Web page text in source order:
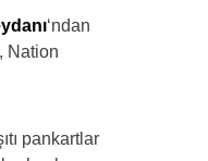
‘ndan
Nation
pankartlar